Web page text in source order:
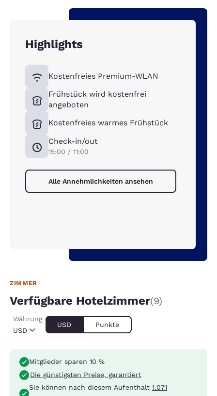
Highlights
Kostenfreies Premium-WLAN
Frühstück wird kostenfrei
angeboten
Kostenfreies warmes Frühstück
Check-in/out
15:00 / 11:00
Alle Annehmlichkeiten ansehen
ZIMMER
Verfügbare Hotelzimmer(9)
USD
Währung
USD Punkte
Mitglieder sparen 10 %
Die günstigsten Preise, garantiert
Sie können nach diesem Aufenthalt 1.071